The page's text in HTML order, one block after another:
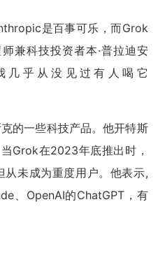
是百事可乐，而Grok
兼科技投资者本·普拉迪安
几乎从没见过有人喝它
的一些科技产品。他开特斯
Grok在2023年底推出时，
未成为重度用户。他表示,
、OpenAI的ChatGPT，有